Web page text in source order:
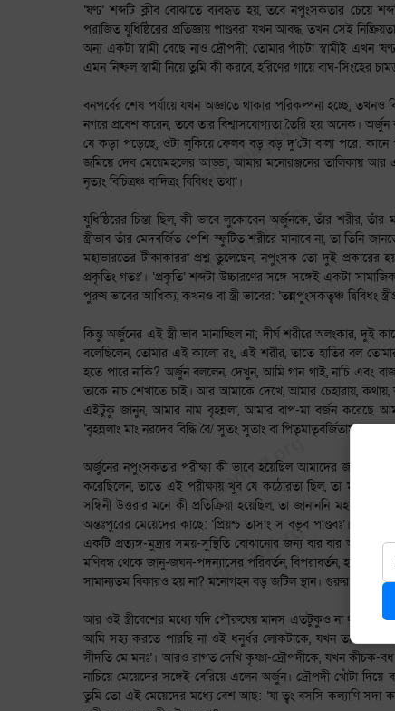
‘ষণ্ঢ’ শব্দটি ক্লীব বোঝাতে ব্যবহৃত হয়, তবে নপুংসকতার চেয়ে
পরাজিত যুধিষ্ঠিরের প্রতিজ্ঞায় পাণ্ডবরা যখন আবদ্ধ, তখন সেই
অন্য একটা স্বামী বেছে নাও দ্রৌপদী; তোমার পাঁচটা স্বামীই এখন
এমন নিষ্ফল স্বামী নিয়ে তুমি কী করবে, হরিণের গায়ে বাঘ-সিংহের
বনপর্বের শেষ পর্যায়ে যখন অজ্ঞাতে থাকার পরিকল্পনা হচ্ছে, তখনও
নগরে প্রবেশ করেন, তবে তার বিশ্বাসযোগ্যতা তৈরি হয় অনেক।
যে কড়া পড়েছে, ওটা লুকিয়ে ফেলব বড় বড় দু’টো বালা পরে:
জমিয়ে দেব মেয়েমহলের আড্ডা, আমার মনোরঞ্জনের তালিকায় আর
নৃত্যং বিচিত্রঞ্চ বাদিত্রং বিবিধং তথা’।
যুধিষ্ঠিরের চিন্তা ছিল, কী ভাবে লুকোবেন অর্জুনকে, তাঁর শরীর, তাঁর
স্ত্রীভাব তাঁর মেদবর্জিত পেশি-স্ফুটিত শরীরে মানাবে না, তা তিনি
মহাভারতের টীকাকাররা প্রশ্ন তুলেছেন, নপুংসক তো দুই প্রকারের
প্রকৃতিং গতঃ’। ‘প্রকৃতি’ শব্দটা উচ্চারণের সঙ্গে সঙ্গেই একটা
পুরুষ ভাবের আধিক্য, কখনও বা স্ত্রী ভাবের: ‘তন্নপুংসকত্বঞ্চ দ্বিবিধং
কিন্তু অর্জুনের এই স্ত্রী ভাব মানাচ্ছিল না; দীর্ঘ শরীরে অলংকার,
বলেছিলেন, তোমার এই কালো রং, এই শরীর, তাতে হাতির বল
হতে পারে নাকি? অর্জুন বললেন, দেখুন, আমি গান গাই, নাচি এবং
তাকে নাচ শেখাতে চাই। আর আমাকে দেখে, আমার চেহারায়,
এইটুকু জানুন, আমার নাম বৃহন্নলা, আমার বাপ-মা বর্জন করেছে
‘বৃহন্নলাং মাং নরদেব বিদ্ধি বৈ/ সুতং সুতাং বা পিতৃমাতৃবর্জিতাম্’।
অর্জুনের নপুংসকতার পরীক্ষা কী ভাবে হয়েছিল আমাদের জানা নেই,
করেছিলেন, তাতে এই পরীক্ষায় খুব যে কঠোরতা ছিল, তা মনে হয়
সন্ধিনী উত্তরার মনে কী প্রতিক্রিয়া হয়েছিল, তা জানাননি
অন্তঃপুরের মেয়েদের কাছে: ‘প্রিয়শ্চ তাসাং স বভূব পাণ্ডবঃ’।
একটি প্রত্যঙ্গ-মুদ্রার সময়-সুস্থিতি বোঝানোর জন্য বার বার অর্জুনকে
মণিবন্ধ থেকে জানু-জঘন-পদন্যাসের পরিবর্তন, বিপরাবর্তন, হয়তো
সামান্যতম বিকারও হয় না? মনোগহন বড় জটিল স্থান। গুরুর মন!
আর ওই স্ত্রীবেশের মধ্যে যদি পৌরুষেয় মানস এতটুকুও না থাকত,
আমি সহ্য করতে পারছি না ওই ধনুর্ধর লোকটাকে, যখন তাকে বেণী
সীদতি মে মনঃ’। আরও রাগত দেখি কৃষ্ণা-দ্রৌপদীকে, যখন কীচক-
নাচিয়ে মেয়েদের সঙ্গেই বেরিয়ে এলেন অর্জুন। দ্রৌপদী খোঁটা
তুমি তো এই মেয়েদের মধ্যে বেশ আছ: ‘যা ত্বং বসসি কল্যাণি সদা